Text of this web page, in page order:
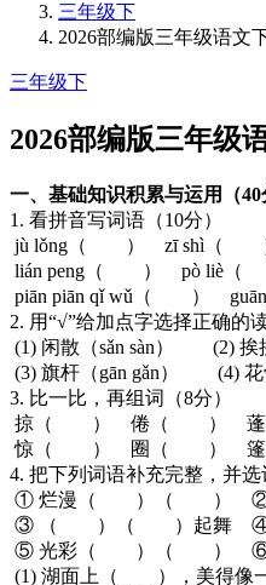
三年级下
2026部编版三年级语文
三年级下
2026部编版三年级
一、基础知识积累与运用（40
1. 看拼音写词语（10分）
jù lǒng（ ） zī shì（
lián peng（ ） pò
piān piān qǐ wǔ（ ）
2. 用“√”给加点字选择正确
(1) 闲散（sǎn sàn） (2)
(3) 旗杆（gān gǎn） (4)
3. 比一比，再组词（8分）
掠（ ） 倦（ ）
惊（ ） 圈（ ）
4. 把下列词语补充完整，
① 烂漫（ ）（ ）
③ （ ）（ ）起舞
⑤ 光彩（ ）（ ）
(1) 湖面上（ ），美得